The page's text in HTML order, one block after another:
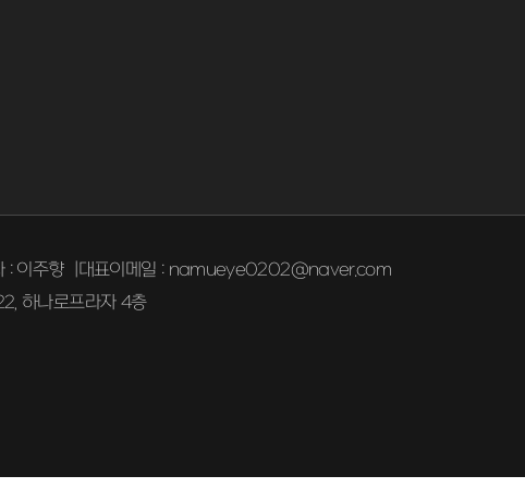
: 이주향 대표이메일 : namueye0202@naver.com
하나로프라자 4층